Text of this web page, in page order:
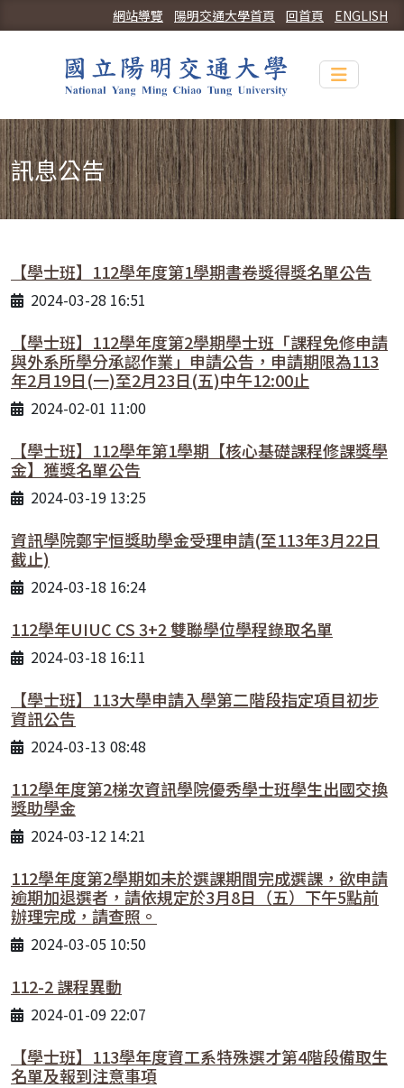
ENGLISH
回首頁
陽明交通大學首頁
網站導覽
Toggle
訊息公告
【學士班】112學年度第1學期書卷獎得獎名單公告
2024-03-28 16:51
【學士班】112學年度第2學期學士班「課程免修申請
與外系所學分承認作業」申請公告，申請期限為113
年2月19日(一)至2月23日(五)中午12:00止
2024-02-01 11:00
【學士班】112學年第1學期【核心基礎課程修課獎學
金】獲獎名單公告
2024-03-19 13:25
資訊學院鄭宇恒獎助學金受理申請(至113年3月22日
截止)
2024-03-18 16:24
112學年UIUC CS 3+2 雙聯學位學程錄取名單
2024-03-18 16:11
【學士班】113大學申請入學第二階段指定項目初步
資訊公告
2024-03-13 08:48
112學年度第2梯次資訊學院優秀學士班學生出國交換
獎助學金
2024-03-12 14:21
112學年度第2學期如未於選課期間完成選課，欲申請
逾期加退選者，請依規定於3月8日（五）下午5點前
辦理完成，請查照。
2024-03-05 10:50
112-2 課程異動
2024-01-09 22:07
【學士班】113學年度資工系特殊選才第4階段備取生
名單及報到注意事項